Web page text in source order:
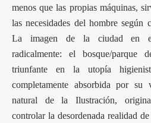
menos que las propias máquinas,
las necesidades del hombre según
La imagen de la ciudad en
radicalmente: el bosque/parque
triunfante en la utopía
completamente absorbida por su
natural de la Ilustración,
controlar la desordenada realidad